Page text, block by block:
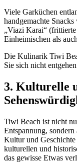
Viele Garküchen
handgemachte
„Viazi Karai“
Einheimischen als
Die Kulinarik Tiwi
Sie sich nicht
3. Kulturelle
Tiwi Beach ist nicht
Entspannung,
Kultur und
kulturellen und
das gewisse Etwas